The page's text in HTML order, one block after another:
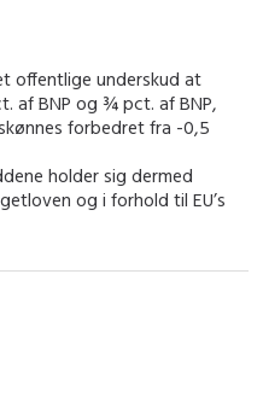
offentlige underskud at
af BNP og ¾ pct. af BNP,
forbedret fra -0,5
holder sig dermed
og i forhold til EU’s